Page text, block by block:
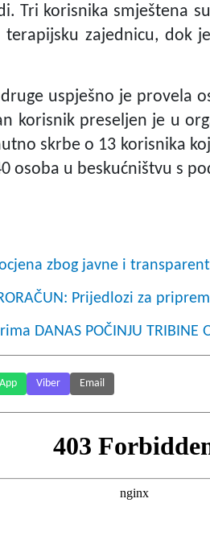
Tri korisnika smještena
zajednicu, dok
uspješno je provela
korisnik preseljen je u
skrbe o 13 korisnika
osoba u beskućništvu s
zbog javne i
Prijedlozi za
DANAS POČINJU TRIBINE
Viber Email